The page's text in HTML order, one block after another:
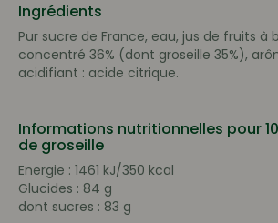
Ingrédients
Pur sucre de France, eau, jus de fruits à
concentré 36% (dont groseille 35%),
acidifiant : acide citrique.
Informations nutritionnelles pour
de groseille
Energie : 1461 kJ/350 kcal
Glucides : 84 g
dont sucres : 83 g